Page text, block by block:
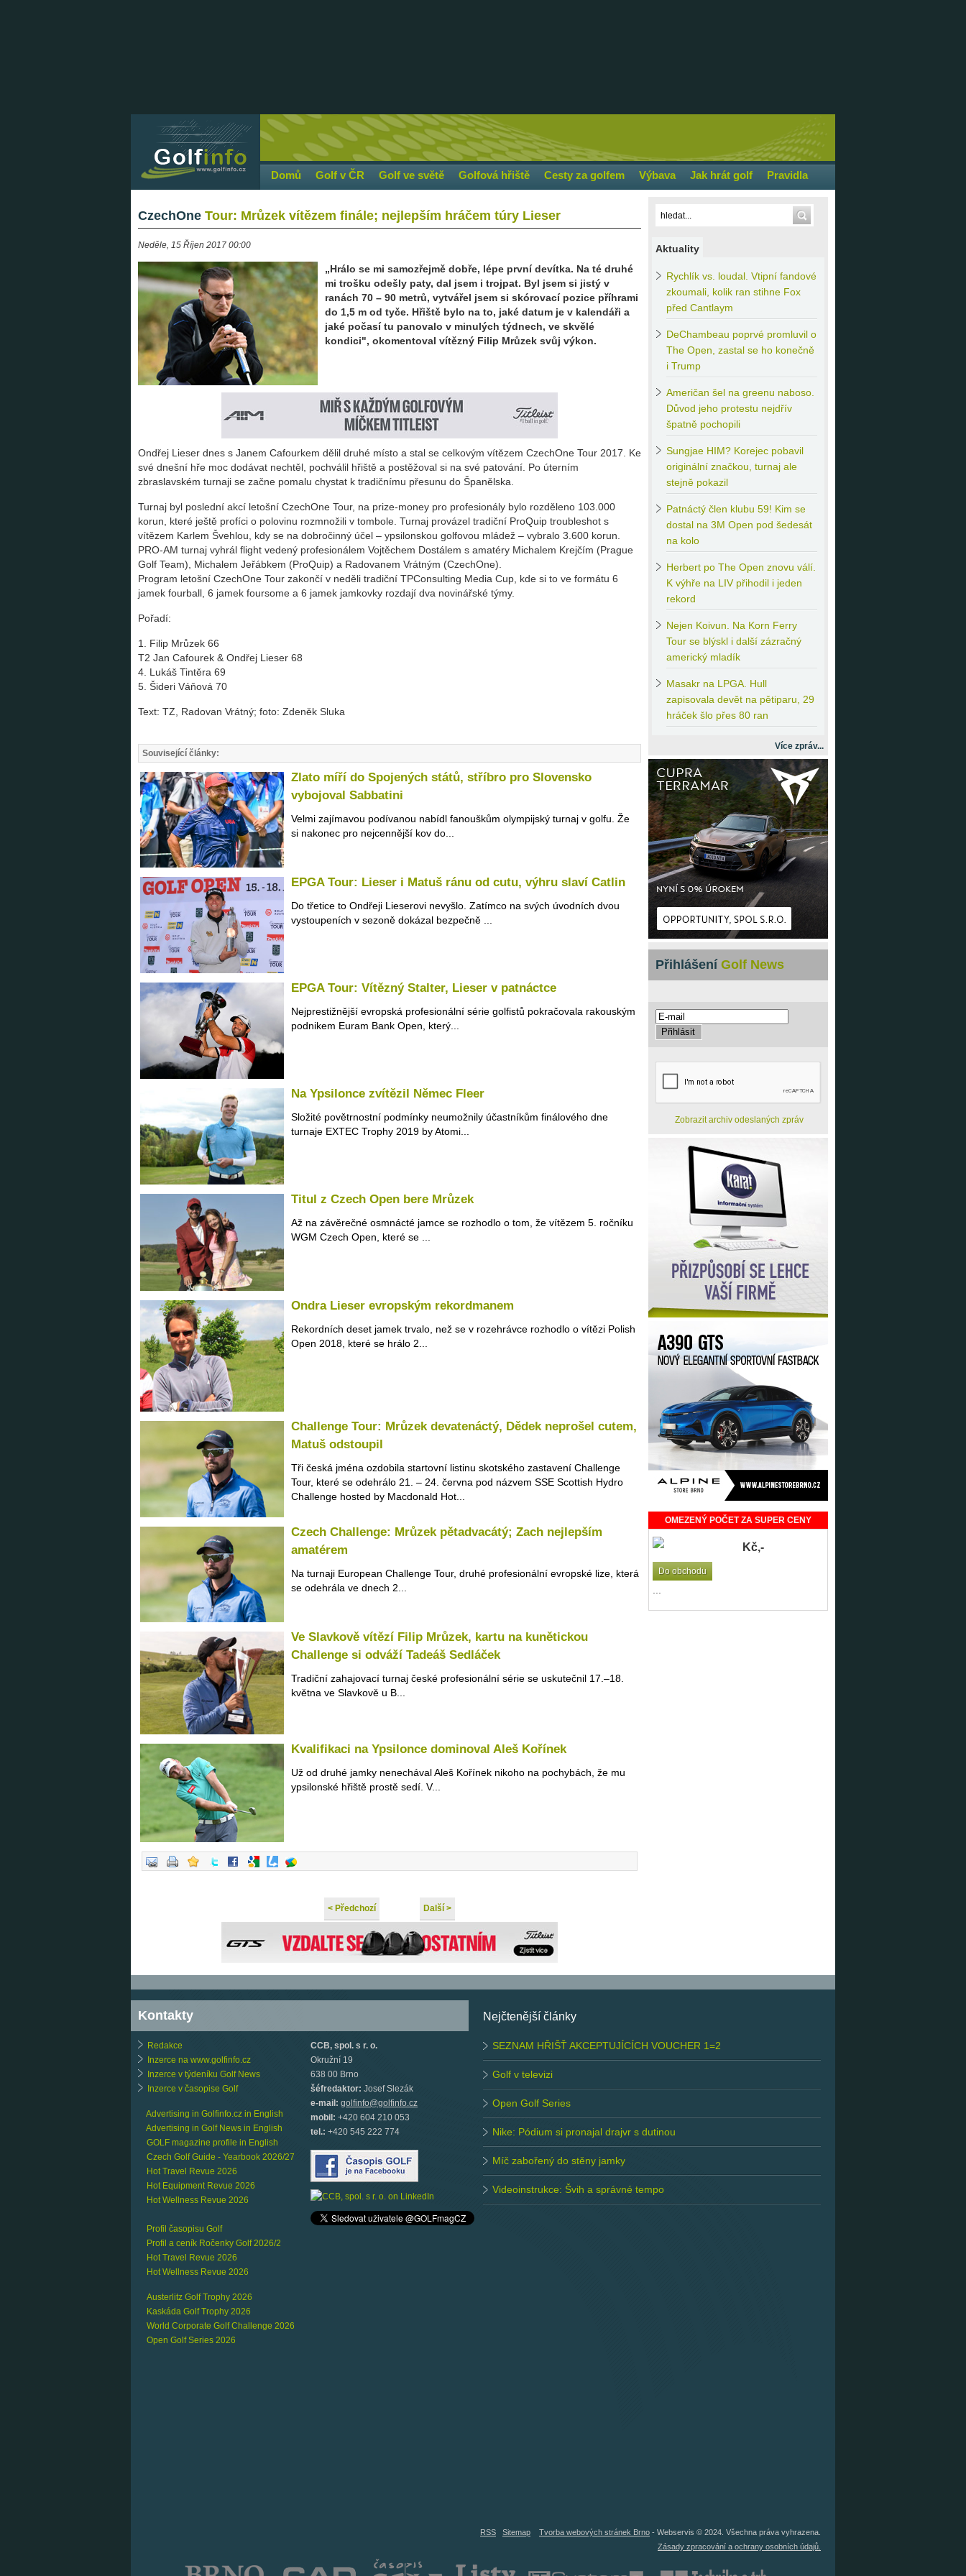
Domů Golf v ČR Golf ve světě Golfová hřiště Cesty za golfem Výbava Jak hrát golf Pravidla
CzechOne Tour: Mrůzek vítězem finále; nejlepším hráčem túry Lieser
Neděle, 15 Říjen 2017 00:00
„Hrálo se mi samozřejmě dobře, lépe první devítka. Na té druhé
mi trošku odešly paty, dal jsem i trojpat. Byl jsem si jistý v
ranách 70 – 90 metrů, vytvářel jsem si skórovací pozice příhrami
do 1,5 m od tyče. Hřiště bylo na to, jaké datum je v kalendáři a
jaké počasí tu panovalo v minulých týdnech, ve skvělé
kondici", okomentoval vítězný Filip Mrůzek svůj výkon.
Ondřej Lieser dnes s Janem Cafourkem dělil druhé místo a stal se celkovým vítězem CzechOne Tour 2017. Ke
své dnešní hře moc dodávat nechtěl, pochválil hřiště a postěžoval si na své patování. Po úterním
zbraslavském turnaji se začne pomalu chystat k tradičnímu přesunu do Španělska.
Turnaj byl poslední akcí letošní CzechOne Tour, na prize-money pro profesionály bylo rozděleno 103.000
korun, které ještě profíci o polovinu rozmnožili v tombole. Turnaj provázel tradiční ProQuip troubleshot s
vítězem Karlem Švehlou, kdy se na dobročinný účel – ypsilonskou golfovou mládež – vybralo 3.600 korun.
PRO-AM turnaj vyhrál flight vedený profesionálem Vojtěchem Dostálem s amatéry Michalem Krejčím (Prague
Golf Team), Michalem Jeřábkem (ProQuip) a Radovanem Vrátným (CzechOne).
Program letošní CzechOne Tour zakončí v neděli tradiční TPConsulting Media Cup, kde si to ve formátu 6
jamek fourball, 6 jamek foursome a 6 jamek jamkovky rozdají dva novinářské týmy.
Pořadí:
1. Filip Mrůzek 66
T2 Jan Cafourek & Ondřej Lieser 68
4. Lukáš Tintěra 69
5. Šideri Váňová 70
Text: TZ, Radovan Vrátný; foto: Zdeněk Sluka
Související články:
Zlato míří do Spojených států, stříbro pro Slovensko
vybojoval Sabbatini
Velmi zajímavou podívanou nabídl fanouškům olympijský turnaj v golfu. Že
si nakonec pro nejcennější kov do...
EPGA Tour: Lieser i Matuš ránu od cutu, výhru slaví Catlin
Do třetice to Ondřeji Lieserovi nevyšlo. Zatímco na svých úvodních dvou
vystoupeních v sezoně dokázal bezpečně ...
EPGA Tour: Vítězný Stalter, Lieser v patnáctce
Nejprestižnější evropská profesionální série golfistů pokračovala rakouským
podnikem Euram Bank Open, který...
Na Ypsilonce zvítězil Němec Fleer
Složité povětrnostní podmínky neumožnily účastníkům finálového dne
turnaje EXTEC Trophy 2019 by Atomi...
Titul z Czech Open bere Mrůzek
Až na závěrečné osmnácté jamce se rozhodlo o tom, že vítězem 5. ročníku
WGM Czech Open, které se ...
Ondra Lieser evropským rekordmanem
Rekordních deset jamek trvalo, než se v rozehrávce rozhodlo o vítězi Polish
Open 2018, které se hrálo 2...
Challenge Tour: Mrůzek devatenáctý, Dědek neprošel cutem,
Matuš odstoupil
Tři česká jména ozdobila startovní listinu skotského zastavení Challenge
Tour, které se odehrálo 21. – 24. června pod názvem SSE Scottish Hydro
Challenge hosted by Macdonald Hot...
Czech Challenge: Mrůzek pětadvacátý; Zach nejlepším
amatérem
Na turnaji European Challenge Tour, druhé profesionální evropské lize, která
se odehrála ve dnech 2...
Ve Slavkově vítězí Filip Mrůzek, kartu na kunětickou
Challenge si odváží Tadeáš Sedláček
Tradiční zahajovací turnaj české profesionální série se uskutečnil 17.–18.
května ve Slavkově u B...
Kvalifikaci na Ypsilonce dominoval Aleš Kořínek
Už od druhé jamky nenechával Aleš Kořínek nikoho na pochybách, že mu
ypsilonské hřiště prostě sedí. V...
< Předchozí Další >
Aktuality
Rychlík vs. loudal. Vtipní fandové
zkoumali, kolik ran stihne Fox
před Cantlaym
DeChambeau poprvé promluvil o
The Open, zastal se ho konečně
i Trump
Američan šel na greenu naboso.
Důvod jeho protestu nejdřív
špatně pochopili
Sungjae HIM? Korejec pobavil
originální značkou, turnaj ale
stejně pokazil
Patnáctý člen klubu 59! Kim se
dostal na 3M Open pod šedesát
na kolo
Herbert po The Open znovu válí.
K výhře na LIV přihodil i jeden
rekord
Nejen Koivun. Na Korn Ferry
Tour se blýskl i další zázračný
americký mladík
Masakr na LPGA. Hull
zapisovala devět na pětiparu, 29
hráček šlo přes 80 ran
Více zpráv...
Přihlášení Golf News
Zobrazit archiv odeslaných zpráv
OMEZENÝ POČET ZA SUPER CENY
Kč,-
Do obchodu
Kontakty
Redakce
Inzerce na www.golfinfo.cz
Inzerce v týdeníku Golf News
Inzerce v časopise Golf
Advertising in Golfinfo.cz in English
Advertising in Golf News in English
GOLF magazine profile in English
Czech Golf Guide - Yearbook 2026/27
Hot Travel Revue 2026
Hot Equipment Revue 2026
Hot Wellness Revue 2026
Profil časopisu Golf
Profil a ceník Ročenky Golf 2026/2
Hot Travel Revue 2026
Hot Wellness Revue 2026
Austerlitz Golf Trophy 2026
Kaskáda Golf Trophy 2026
World Corporate Golf Challenge 2026
Open Golf Series 2026
CCB, spol. s r. o.
Okružní 19
638 00 Brno
šéfredaktor: Josef Slezák
e-mail: golfinfo@golfinfo.cz
mobil: +420 604 210 053
tel.: +420 545 222 774
Nejčtenější články
SEZNAM HŘIŠŤ AKCEPTUJÍCÍCH VOUCHER 1=2
Golf v televizi
Open Golf Series
Nike: Pódium si pronajal drajvr s dutinou
Míč zabořený do stěny jamky
Videoinstrukce: Švih a správné tempo
RSS Sitemap Tvorba webových stránek Brno - Webservis © 2024. Všechna práva vyhrazena.
Zásady zpracování a ochrany osobních údajů.